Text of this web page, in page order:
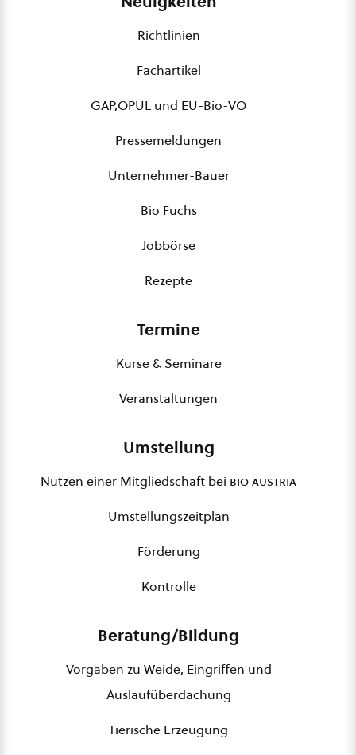
Richtlinien
Fachartikel
GAP,ÖPUL und EU-Bio-VO
Pressemeldungen
Unternehmer-Bauer
Bio Fuchs
Jobbörse
Rezepte
Termine
Kurse & Seminare
Veranstaltungen
Umstellung
Nutzen einer Mitgliedschaft bei bio austria
Umstellungszeitplan
Förderung
Kontrolle
Beratung/Bildung
Vorgaben zu Weide, Eingriffen und
Auslaufüberdachung
Tierische Erzeugung